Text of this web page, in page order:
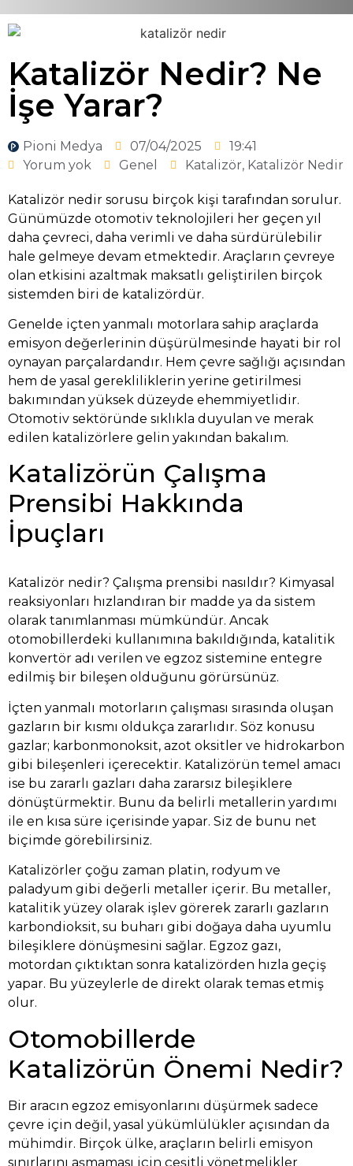
Katalizör Nedir? Ne
İşe Yarar?
Pioni Medya 07/04/2025
19:41
Yorum yok
Genel Katalizör, Katalizör Nedir
Katalizör nedir sorusu birçok kişi tarafından sorulur.
Günümüzde otomotiv teknolojileri her geçen yıl
daha çevreci, daha verimli ve daha sürdürülebilir
hale gelmeye devam etmektedir. Araçların çevreye
olan etkisini azaltmak maksatlı geliştirilen birçok
sistemden biri de katalizördür.
Genelde içten yanmalı motorlara sahip araçlarda
emisyon değerlerinin düşürülmesinde hayati bir rol
oynayan parçalardandır. Hem çevre sağlığı açısından
hem de yasal gerekliliklerin yerine getirilmesi
bakımından yüksek düzeyde ehemmiyetlidir.
Otomotiv sektöründe sıklıkla duyulan ve merak
edilen katalizörlere gelin yakından bakalım.
Katalizörün Çalışma
Prensibi Hakkında
İpuçları
Katalizör nedir? Çalışma prensibi nasıldır? Kimyasal
reaksiyonları hızlandıran bir madde ya da sistem
olarak tanımlanması mümkündür. Ancak
otomobillerdeki kullanımına bakıldığında, katalitik
konvertör adı verilen ve egzoz sistemine entegre
edilmiş bir bileşen olduğunu görürsünüz.
İçten yanmalı motorların çalışması sırasında oluşan
gazların bir kısmı oldukça zararlıdır. Söz konusu
gazlar; karbonmonoksit, azot oksitler ve hidrokarbon
gibi bileşenleri içerecektir. Katalizörün temel amacı
ise bu zararlı gazları daha zararsız bileşiklere
dönüştürmektir. Bunu da belirli metallerin yardımı
ile en kısa süre içerisinde yapar. Siz de bunu net
biçimde görebilirsiniz.
Katalizörler çoğu zaman platin, rodyum ve
paladyum gibi değerli metaller içerir. Bu metaller,
katalitik yüzey olarak işlev görerek zararlı gazların
karbondioksit, su buharı gibi doğaya daha uyumlu
bileşiklere dönüşmesini sağlar. Egzoz gazı,
motordan çıktıktan sonra katalizörden hızla geçiş
yapar. Bu yüzeylerle de direkt olarak temas etmiş
olur.
Otomobillerde
Katalizörün Önemi Nedir?
Bir aracın egzoz emisyonlarını düşürmek sadece
çevre için değil, yasal yükümlülükler açısından da
mühimdir. Birçok ülke, araçların belirli emisyon
sınırlarını aşmaması için çeşitli yönetmelikler